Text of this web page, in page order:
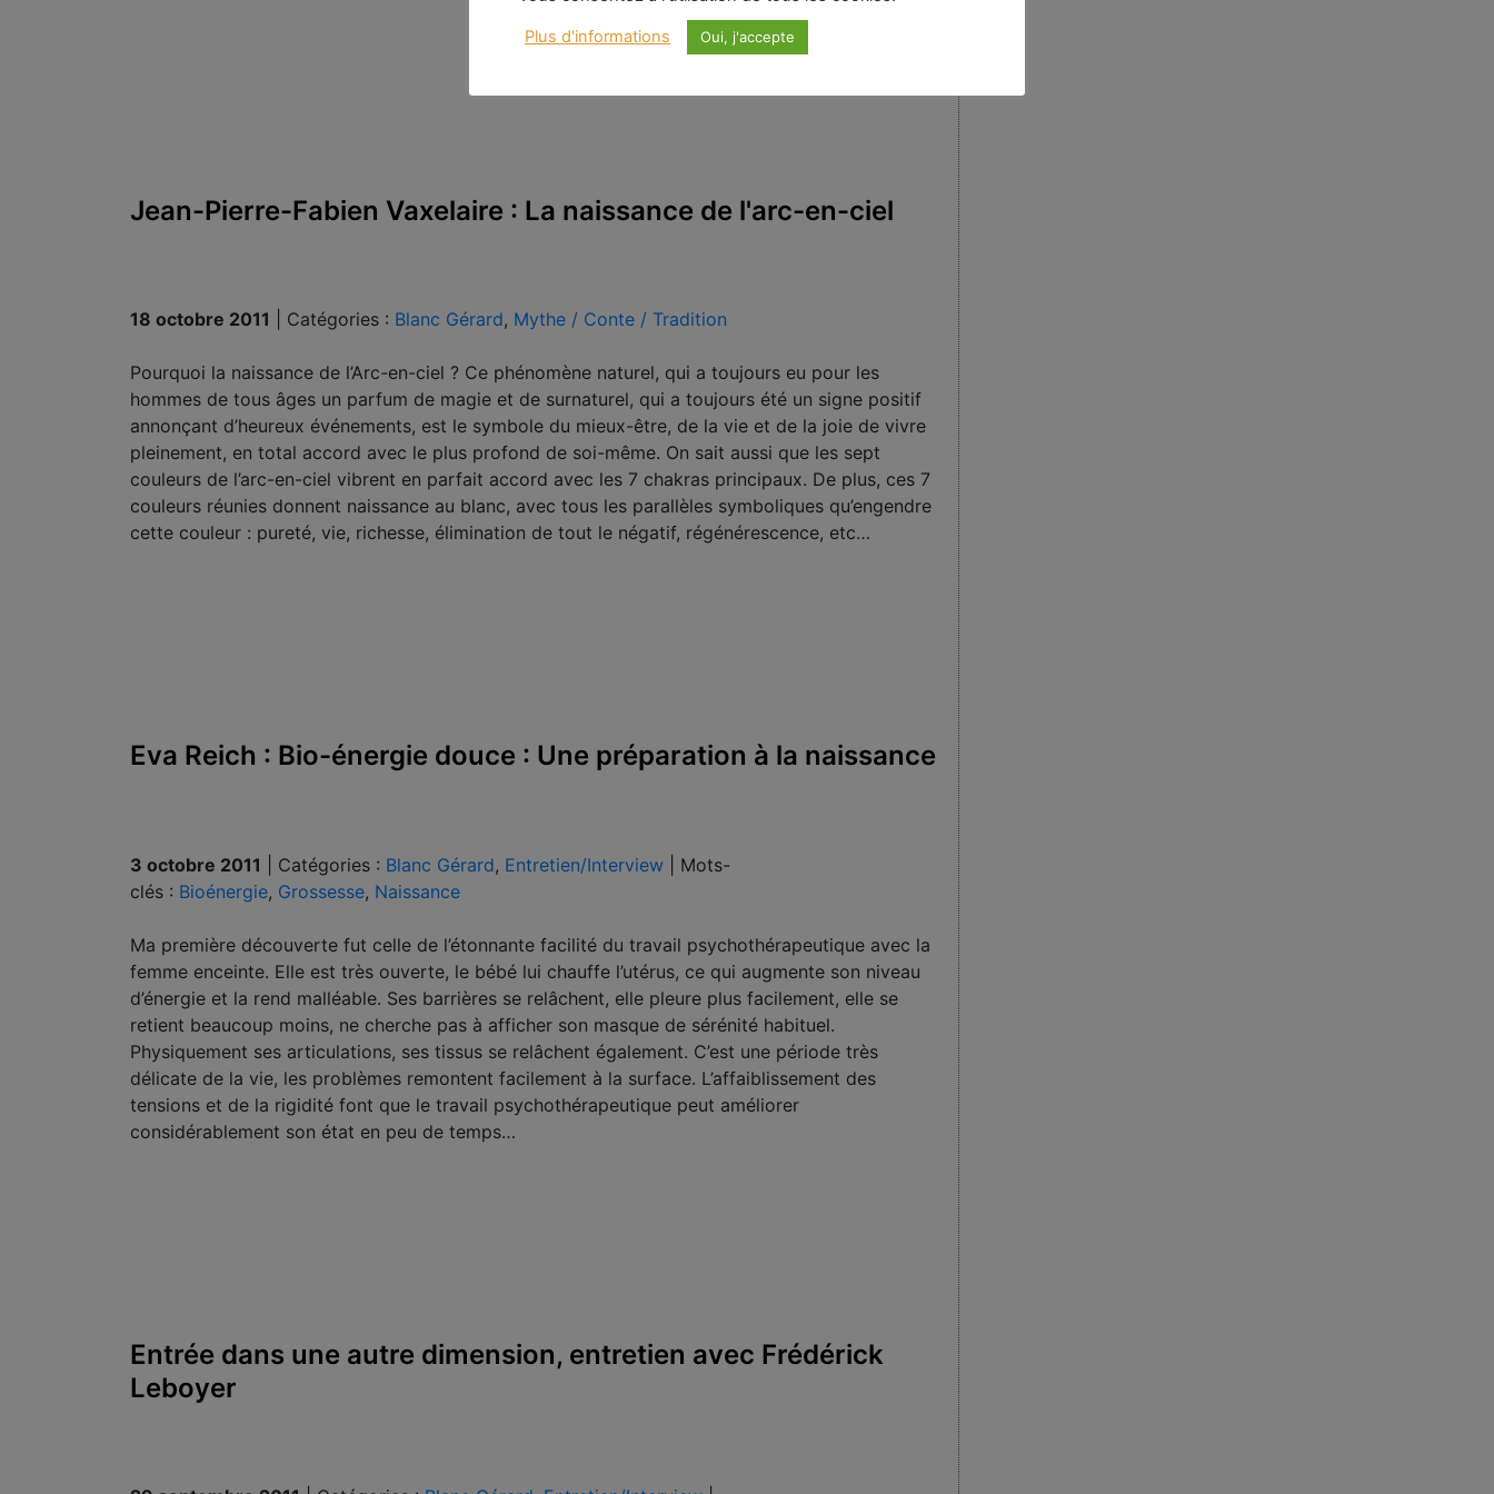
Jean-Pierre-Fabien Vaxelaire : La naissance de l'arc-en-ciel
18 octobre 2011 Catégories : Blanc Gérard, Mythe / Conte / Tradition
Pourquoi la naissance de l’Arc-en-ciel ? Ce phénomène naturel, qui a toujours eu pour les
hommes de tous âges un parfum de magie et de surnaturel, qui a toujours été un signe positif
annonçant d’heureux événements, est le symbole du mieux-être, de la vie et de la joie de vivre
pleinement, en total accord avec le plus profond de soi-même. On sait aussi que les sept
couleurs de l’arc-en-ciel vibrent en parfait accord avec les 7 chakras principaux. De plus, ces 7
couleurs réunies donnent naissance au blanc, avec tous les parallèles symboliques qu’engendre
cette couleur : pureté, vie, richesse, élimination de tout le négatif, régénérescence, etc…
Eva Reich : Bio-énergie douce : Une préparation à la naissance
3 octobre 2011 Catégories : Blanc Gérard, Entretien/Interview
Mots-
clés : Bioénergie, Grossesse, Naissance
Ma première découverte fut celle de l’étonnante facilité du travail psychothérapeutique avec la
femme enceinte. Elle est très ouverte, le bébé lui chauffe l’utérus, ce qui augmente son niveau
d’énergie et la rend malléable. Ses barrières se relâchent, elle pleure plus facilement, elle se
retient beaucoup moins, ne cherche pas à afficher son masque de sérénité habituel.
Physiquement ses articulations, ses tissus se relâchent également. C’est une période très
délicate de la vie, les problèmes remontent facilement à la surface. L’affaiblissement des
tensions et de la rigidité font que le travail psychothérapeutique peut améliorer
considérablement son état en peu de temps…
Entrée dans une autre dimension, entretien avec Frédérick
Leboyer
Plus d'informations Oui, j'accepte